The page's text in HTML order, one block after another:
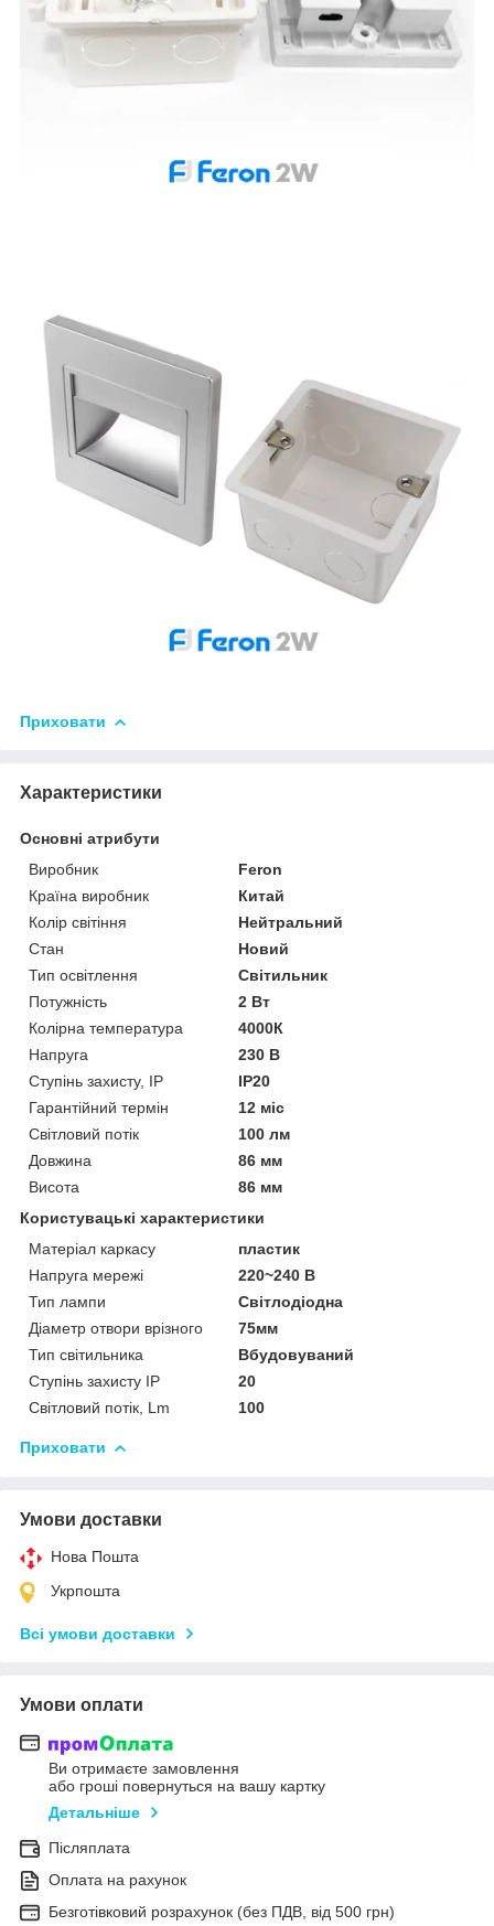
Приховати
Характеристики
Основні атрибути
Виробник
Feron
Країна виробник
Китай
Колір світіння
Нейтральний
Стан
Новий
Тип освітлення
Світильник
Потужність
2 Вт
Колірна температура
4000К
Напруга
230 В
Ступінь захисту, IP
IP20
Гарантійний термін
12 міс
Світловий потік
100 лм
Довжина
86 мм
Висота
86 мм
Користувацькі характеристики
Матеріал каркасу
пластик
Напруга мережі
220~240 В
Тип лампи
Світлодіодна
Діаметр отвори врізного
75мм
Тип світильника
Вбудовуваний
Ступінь захисту IP
20
Світловий потік, Lm
100
Приховати
Умови доставки
Нова Пошта
Укрпошта
Всі умови доставки
Умови оплати
Ви отримаєте замовлення
або гроші повернуться на вашу картку
Детальніше
Післяплата
Оплата на рахунок
Безготівковий розрахунок (без ПДВ, від 500 грн)